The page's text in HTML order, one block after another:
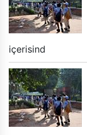
içerisind